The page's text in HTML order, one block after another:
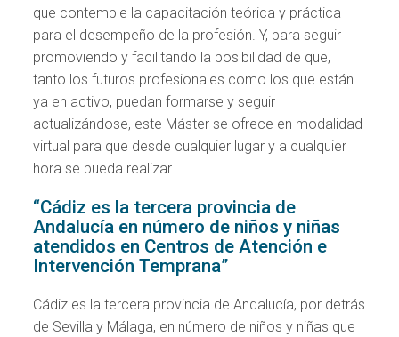
que contemple la capacitación teórica y práctica
para el desempeño de la profesión. Y, para seguir
promoviendo y facilitando la posibilidad de que,
tanto los futuros profesionales como los que están
ya en activo, puedan formarse y seguir
actualizándose, este Máster se ofrece en modalidad
virtual para que desde cualquier lugar y a cualquier
hora se pueda realizar.
“Cádiz es la tercera provincia de
Andalucía en número de niños y niñas
atendidos en Centros de Atención e
Intervención Temprana”
Cádiz es la tercera provincia de Andalucía, por detrás
de Sevilla y Málaga, en número de niños y niñas que